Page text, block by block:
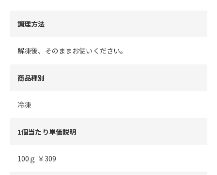
調理方法
解凍後、そのままお使いください。
商品種別
冷凍
1個当たり単価説明
100ｇ ￥309